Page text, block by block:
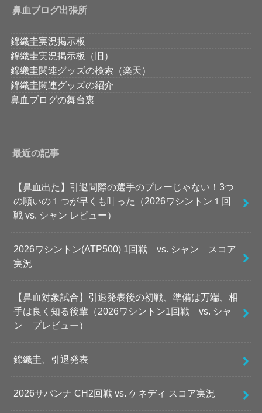
鼻血ブログ出張所
錦織圭実況掲示板
錦織圭実況掲示板（旧）
錦織圭関連グッズの検索（楽天）
錦織圭関連グッズの紹介
鼻血ブログの舞台裏
最近の記事
【鼻血出た】引退間際の選手のプレーじゃない！3つ
の願いの１つが早くも叶った（2026ワシントン１回
戦 vs. シャン レビュー）
2026ワシントン(ATP500) 1回戦 vs. シャン スコア
実況
【鼻血対象試合】引退発表後の初戦、準備は万端、相
手は良く知る後輩（2026ワシントン1回戦 vs. シャ
ン プレビュー）
錦織圭、引退発表
2026サバンナ CH2回戦 vs. ケネディ スコア実況